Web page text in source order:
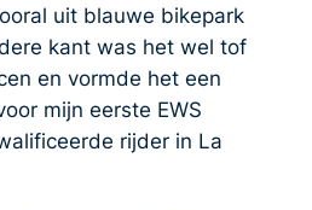
uit blauwe bikepark
kant was het wel tof
en vormde het een
mijn eerste EWS
rijder in La